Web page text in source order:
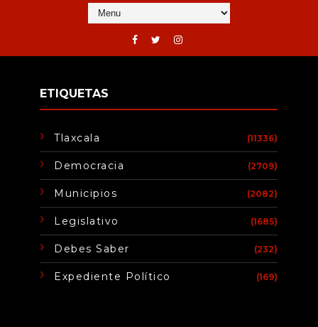
ETIQUETAS
Tlaxcala (11336)
Democracia (2709)
Municipios (2082)
Legislativo (1685)
Debes Saber (232)
Expediente Político (169)